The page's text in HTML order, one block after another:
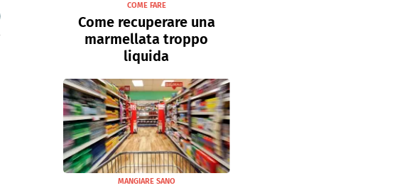
COME FARE
Come recuperare una
marmellata troppo
liquida
MANGIARE SANO